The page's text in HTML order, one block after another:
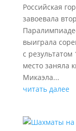
Российская
завоевала
выиграла
с
место заняла
Микаэла...
читать далее